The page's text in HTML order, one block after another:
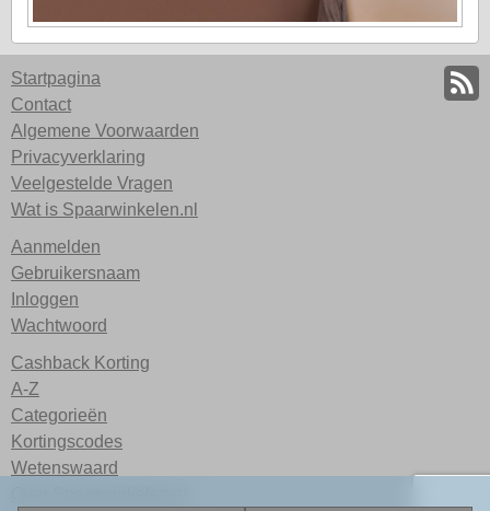
Startpagina
Contact
Algemene Voorwaarden
Privacyverklaring
Veelgestelde Vragen
Wat is Spaarwinkelen.nl
Aanmelden
Gebruikersnaam
Inloggen
Wachtwoord
Cashback Korting
A-Z
Categorieën
Kortingscodes
Wetenswaard